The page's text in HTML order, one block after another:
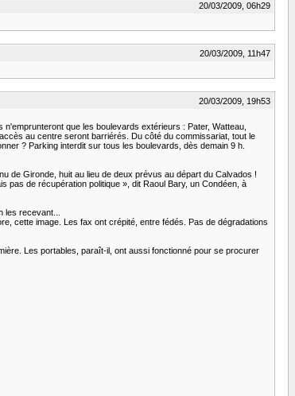
20/03/2009, 06h29
20/03/2009, 11h47
20/03/2009, 19h53
que les boulevards extérieurs : Pater, Watteau,
au centre seront barriérés. Du côté du commissariat, tout le
? Parking interdit sur tous les boulevards, dès demain 9 h.
de Gironde, huit au lieu de deux prévus au départ du Calvados !
pas de récupération politique », dit Raoul Bary, un Condéen, à
recevant...
cette image. Les fax ont crépité, entre fédés. Pas de dégradations
Les portables, paraît-il, ont aussi fonctionné pour se procurer